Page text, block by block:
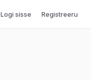
Logi sisse Registreeru